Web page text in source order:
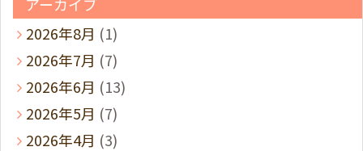
2026年8月 (1)
2026年7月 (7)
2026年6月 (13)
2026年5月 (7)
2026年4月 (3)